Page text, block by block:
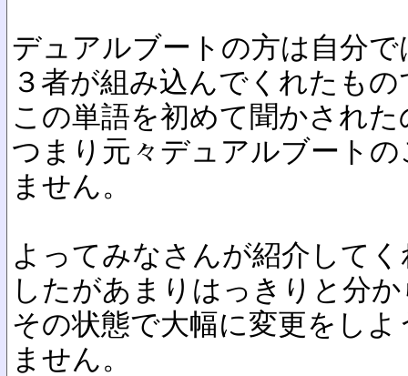
デュアルブートの方は自分
３者が組み込んでくれたも
この単語を初めて聞かされた
つまり元々デュアルブート
ません。
よってみなさんが紹介して
したがあまりはっきりと分
その状態で大幅に変更をし
ません。